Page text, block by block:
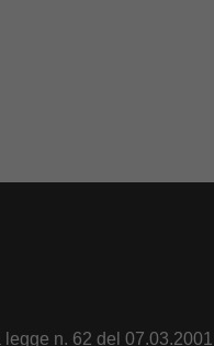
n. 62 del 07.03.2001